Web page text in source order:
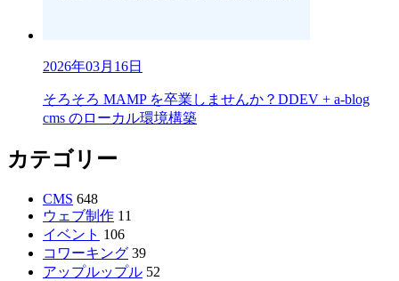
2026年03月16日
そろそろ MAMP を卒業しませんか？DDEV + a-blog
cms のローカル環境構築
カテゴリー
CMS 648
ウェブ制作 11
イベント 106
コワーキング 39
アップルップル 52